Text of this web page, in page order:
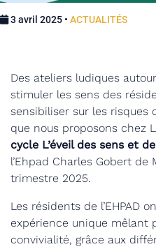
3 avril 2025 • ACTUALITÉS
Des ateliers ludiques
stimuler les sens des
sensibiliser sur les risques
que nous proposons chez
cycle L’éveil des sens et
l’Ehpad Charles Gobert
trimestre 2025.
Les résidents de l’EHPAD
expérience unique mêlant
convivialité, grâce aux